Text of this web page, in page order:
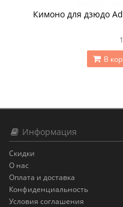
Кимоно для дзюдо
В
Информация
Скидки
О нас
Оплата и доставка
Конфиденциальность
Условия соглашения